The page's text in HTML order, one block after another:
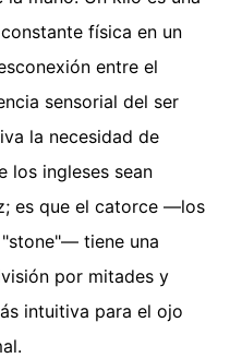
física en un
entre el
sensorial del ser
la necesidad de
los ingleses sean
es que el catorce —los
tiene una
por mitades y
intuitiva para el ojo